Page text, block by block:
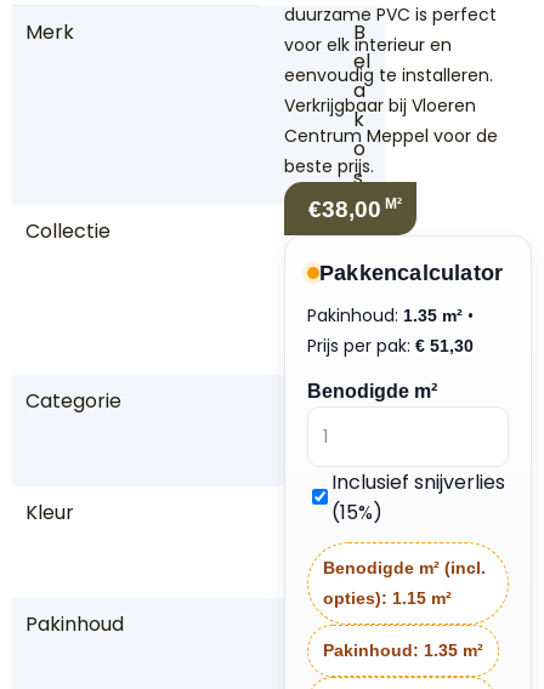
Merk
B
el
a
k
o
s
Collectie
P
al
a
zz
o
Categorie
P
Kleur
B
ru
in
Pakinhoud
1,
3
5
duurzame PVC is perfect
voor elk interieur en
eenvoudig te installeren.
Verkrijgbaar bij Vloeren
Centrum Meppel voor de
beste prijs.
€38,00 M²
Pakkencalculator
Pakinhoud: 1.35 m² •
Prijs per pak: € 51,30
Benodigde m²
Inclusief snijverlies
(15%)
Benodigde m² (incl.
opties): 1.15 m²
Pakinhoud: 1.35 m²